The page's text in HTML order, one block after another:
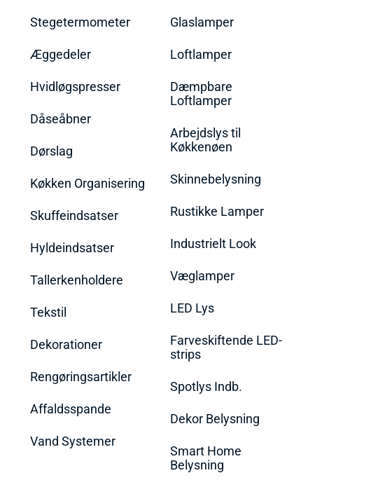
Stegetermometer
Æggedeler
Hvidløgspresser
Dåseåbner
Dørslag
Køkken Organisering
Skuffeindsatser
Hyldeindsatser
Tallerkenholdere
Tekstil
Dekorationer
Rengøringsartikler
Affaldsspande
Vand Systemer
Glaslamper
Loftlamper
Dæmpbare
Loftlamper
Arbejdslys til
Køkkenøen
Skinnebelysning
Rustikke Lamper
Industrielt Look
Væglamper
LED Lys
Farveskiftende LED-
strips
Spotlys Indb.
Dekor Belysning
Smart Home
Belysning